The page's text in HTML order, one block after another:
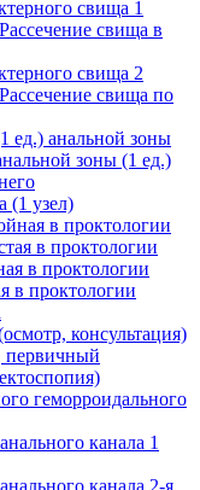
свища 1
свища в
свища 2
свища по
ед.) анальной зоны
зоны (1 ед.)
(1 узел)
в проктологии
в проктологии
в проктологии
в проктологии
консультация)
первичный
геморроидального
канала 1
канала 2-я